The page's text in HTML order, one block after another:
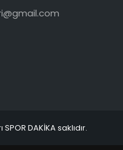
DAKİKA saklıdır.